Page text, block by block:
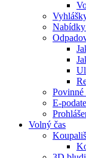
Nabídky
Povinné
E-
Volný čas